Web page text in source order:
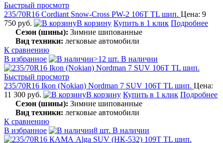
Быстрый просмотр
235/70R16 Cordiant Snow-Cross PW-2 106T TL шип. Цена: 9
750 руб.
В корзину Купить в 1 клик Подробнее
Сезон (шины): Зимние шипованные
Вид техники: легковые автомобили
К сравнению
В избранное
>12 шт. В наличии
Быстрый просмотр
235/70R16 Ikon (Nokian) Nordman 7 SUV 106T TL шип. Цена:
11 300 руб.
В корзину Купить в 1 клик Подробнее
Сезон (шины): Зимние шипованные
Вид техники: легковые автомобили
К сравнению
В избранное
8 шт. В наличии